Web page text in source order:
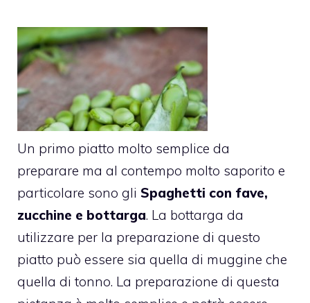
Un primo piatto molto semplice da
preparare ma al contempo molto saporito e
particolare sono gli Spaghetti con fave,
zucchine e bottarga. La bottarga da
utilizzare per la preparazione di questo
piatto può essere sia quella di muggine che
quella di tonno. La preparazione di questa